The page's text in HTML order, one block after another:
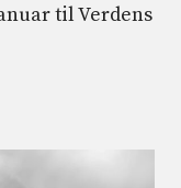
til Verdens